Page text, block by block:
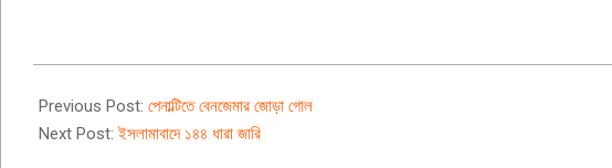
04-
03
Previous Post: পেনাল্টিতে বেনজেমার জোড়া গোল
Next Post:ইসলামাবাদে ১৪৪ ধারা জারি